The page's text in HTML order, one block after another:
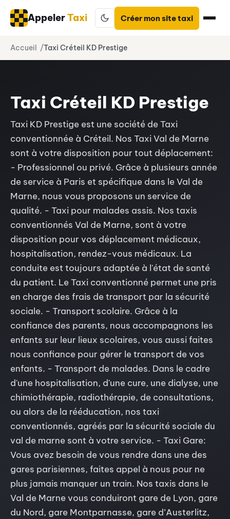
Aller
AppelerTaxi Créer mon site taxi
Accueil Taxi Créteil KD Prestige
Taxi Créteil KD Prestige
Taxi KD Prestige est une société de Taxi
conventionnée à Créteil. Nos Taxi Val de Marne
sont à votre disposition pour tout déplacement:
- Professionnel ou privé. Grâce à plusieurs année
de service à Paris et spécifique dans le Val de
Marne, nous vous proposons un service de
qualité. - Taxi pour malades assis. Nos taxis
conventionnés Val de Marne, sont à votre
disposition pour vos déplacement médicaux,
hospitalisation, rendez-vous médicaux. La
conduite est toujours adaptée à l'état de santé
du patient. Le Taxi conventionné permet une pris
en charge des frais de transport par la sécurité
sociale. - Transport scolaire. Grâce à la
confiance des parents, nous accompagnons les
enfants sur leur lieux scolaires, vous aussi faites
nous confiance pour gérer le transport de vos
enfants. - Transport de malades. Dans le cadre
d'une hospitalisation, d'une cure, une dialyse, une
chimiothérapie, radiothérapie, de consultations,
ou alors de la rééducation, nos taxi
conventionnés, agréés par la sécurité sociale du
val de marne sont à votre service. - Taxi Gare:
Vous avez besoin de vous rendre dans une des
gares parisiennes, faites appel à nous pour ne
plus jamais manquer un train. Nos taxis dans le
Val de Marne vous conduiront gare de Lyon, gare
du Nord, gare Montparnasse, gare d’Austerlitz,